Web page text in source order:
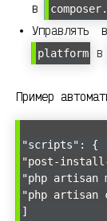
в
Управлять
platform в
Пример
"scripts": {
"post-
"php artisan
"php artisan
]